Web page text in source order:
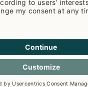
von8.960Rezensionen
Datenschutzerklarüng
Versandkosten